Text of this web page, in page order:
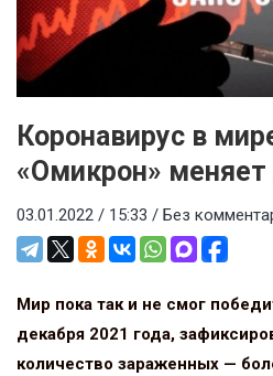
Коронавирус в
«Омикрон»
03.01.2022 / 15:33 / Без
Мир пока так и не смог
декабря 2021 года,
количество зараженных —